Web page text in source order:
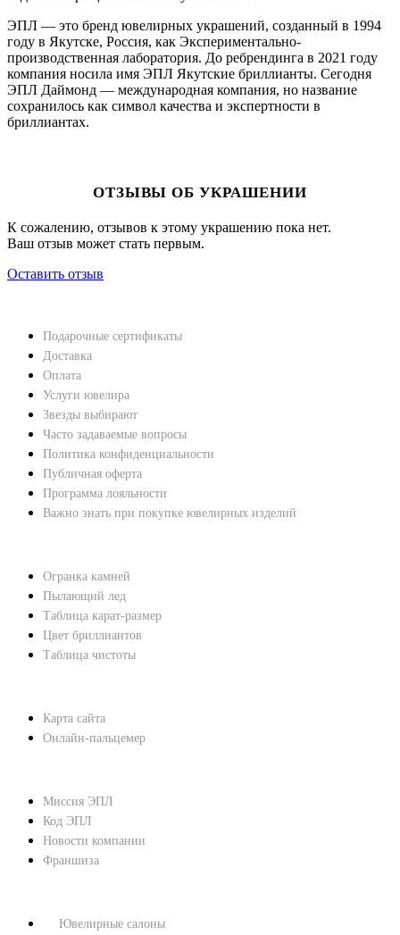
ЭПЛ — это бренд ювелирных украшений, созданный в 1994
году в Якутске, Россия, как Экспериментально-
производственная лаборатория. До ребрендинга в 2021 году
компания носила имя ЭПЛ Якутские бриллианты. Сегодня
ЭПЛ Даймонд — международная компания, но название
сохранилось как символ качества и экспертности в
бриллиантах.
ОТЗЫВЫ ОБ УКРАШЕНИИ
К сожалению, отзывов к этому украшению пока нет.
Ваш отзыв может стать первым.
Оставить отзыв
Подарочные сертификаты
Доставка
Оплата
Услуги ювелира
Звезды выбирают
Часто задаваемые вопросы
Политика конфиденциальности
Публичная оферта
Программа лояльности
Важно знать при покупке ювелирных изделий
Огранка камней
Пылающий лед
Таблица карат-размер
Цвет бриллиантов
Таблица чистоты
Карта сайта
Онлайн-пальцемер
Миссия ЭПЛ
Код ЭПЛ
Новости компании
Франшиза
Ювелирные салоны